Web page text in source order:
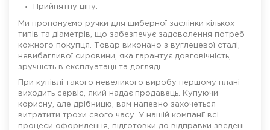
Прийнятну ціну.
Ми пропонуємо ручки для шиберної заслінки кількох
типів та діаметрів, що забезпечує задоволення потреб
кожного покупця. Товар виконано з вуглецевої сталі,
невибагливої сировини, яка гарантує довговічність,
зручність в експлуатації та догляді.
При купівлі такого невеликого виробу першому плані
виходить сервіс, який надає продавець. Купуючи
корисну, але дрібницю, вам напевно захочеться
витратити трохи свого часу. У нашій компанії всі
процеси оформлення, підготовки до відправки зведені